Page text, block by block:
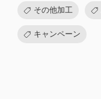
その他加工
キャンペーン